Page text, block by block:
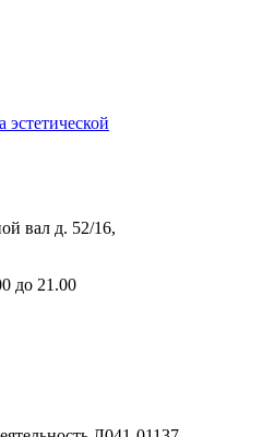
эстетической
вал д. 52/16,
до 21.00